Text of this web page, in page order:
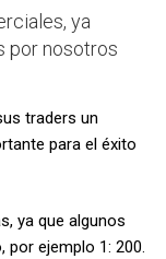
ya
por nosotros
traders un
para el éxito
ya que algunos
ejemplo 1: 200.